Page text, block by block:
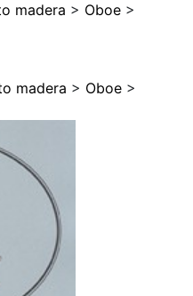
madera > Oboe >
madera > Oboe >